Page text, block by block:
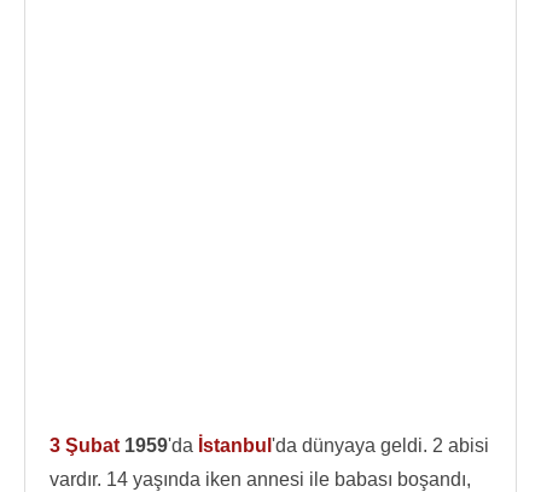
3 Şubat 1959'da İstanbul 'da dünyaya geldi. 2 abisi
vardır. 14 yaşında iken annesi ile babası boşandı,